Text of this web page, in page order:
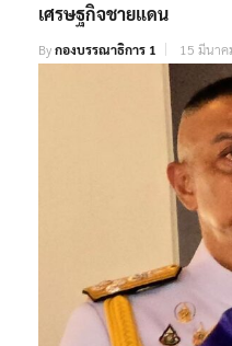
เศรษฐกิจชายแดน
Byกองบรรณาธิการ 1 15 มีนา